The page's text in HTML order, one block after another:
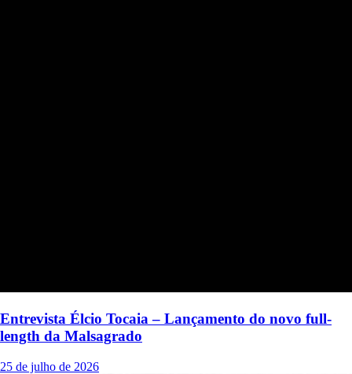
Entrevista Élcio Tocaia – Lançamento do novo full-
length da Malsagrado
25 de julho de 2026